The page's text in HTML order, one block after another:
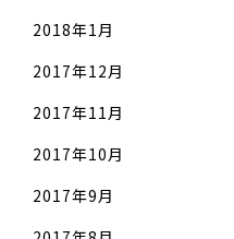
2018年1月
2017年12月
2017年11月
2017年10月
2017年9月